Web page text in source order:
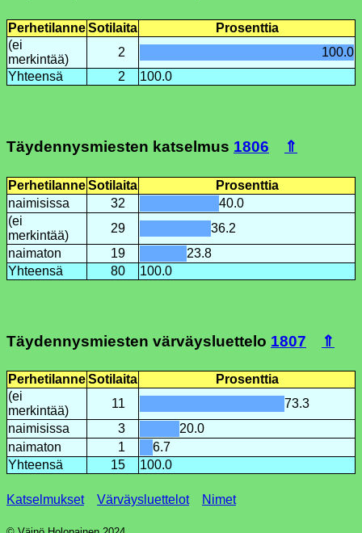
PerhetilanneSotilaita
Prosenttia
(ei
merkintää)
2
100.0
Yhteensä
2 100.0
Täydennysmiesten katselmus 1806 ⇑
PerhetilanneSotilaita
Prosenttia
naimisissa
32
40.0
(ei
merkintää)
29
36.2
naimaton
19
23.8
Yhteensä
80 100.0
Täydennysmiesten värväysluettelo 1807 ⇑
PerhetilanneSotilaita
Prosenttia
(ei
merkintää)
11
73.3
naimisissa
3
20.0
naimaton
1
6.7
Yhteensä
15 100.0
Katselmukset Värväysluettelot Nimet